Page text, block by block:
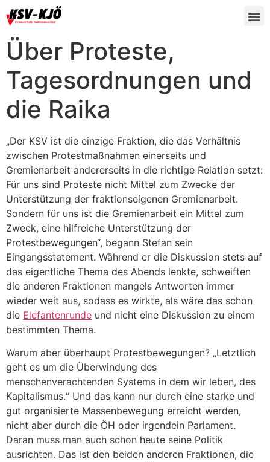
Über Proteste,
Tagesordnungen und
die Raika
„Der KSV ist die einzige Fraktion, die das Verhältnis
zwischen Protestmaßnahmen einerseits und
Gremienarbeit andererseits in die richtige Relation setzt:
Für uns sind Proteste nicht Mittel zum Zwecke der
Unterstützung der fraktionseigenen Gremienarbeit.
Sondern für uns ist die Gremienarbeit ein Mittel zum
Zweck, eine hilfreiche Unterstützung der
Protestbewegungen“, begann Stefan sein
Eingangsstatement. Während er die Diskussion stets auf
das eigentliche Thema des Abends lenkte, schweiften
die anderen Fraktionen mangels Antworten immer
wieder weit aus, sodass es wirkte, als wäre das schon
die Elefantenrunde und nicht eine Diskussion zu einem
bestimmten Thema.
Warum aber überhaupt Protestbewegungen? „Letztlich
geht es um die Überwindung des
menschenverachtenden Systems in dem wir leben, des
Kapitalismus.“ Und das kann nur durch eine starke und
gut organisierte Massenbewegung erreicht werden,
nicht aber durch die ÖH oder irgendein Parlament.
Daran muss man auch schon heute seine Politik
ausrichten. Das ist den beiden anderen Fraktionen, die